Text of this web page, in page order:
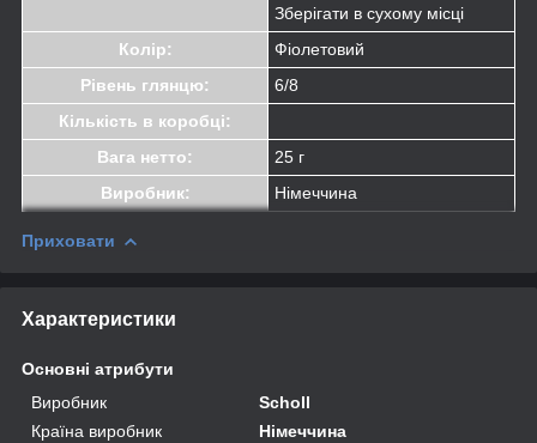
Зберігати в сухому місці
Колір:
Фіолетовий
Рівень глянцю:
6/8
Кількість в коробці:
Вага нетто:
25 г
Виробник:
Німеччина
Приховати
Характеристики
Основні атрибути
Виробник
Scholl
Країна виробник
Німеччина